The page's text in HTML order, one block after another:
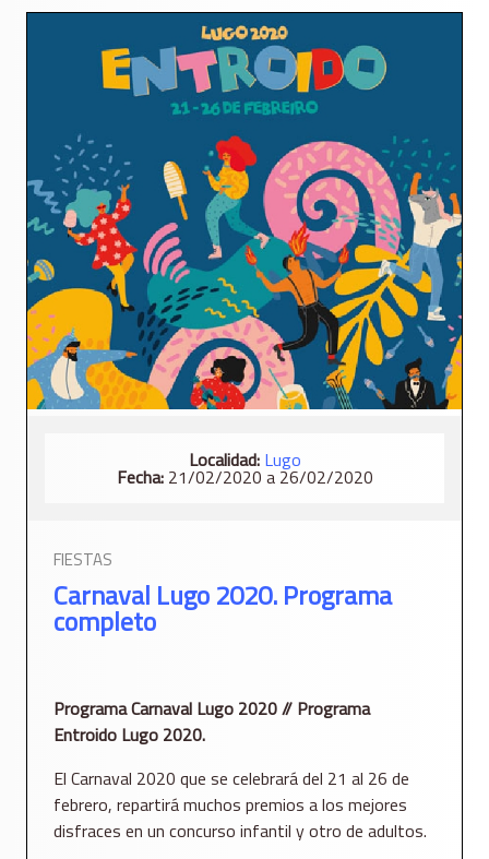
Localidad: Lugo
Fecha:21/02/2020 a 26/02/2020
FIESTAS
Carnaval Lugo 2020. Programa
completo
Programa Carnaval Lugo 2020 // Programa
Entroido Lugo 2020.
El Carnaval 2020 que se celebrará del 21 al 26 de
febrero, repartirá muchos premios a los mejores
disfraces en un concurso infantil y otro de adultos.